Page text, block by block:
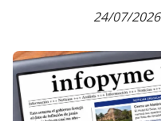
24/07/2026